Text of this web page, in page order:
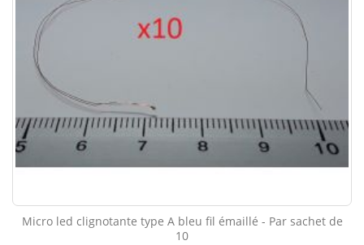
Micro led clignotante type A bleu fil émaillé - Par sachet de
10